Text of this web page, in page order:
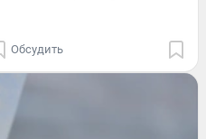
Обсудить